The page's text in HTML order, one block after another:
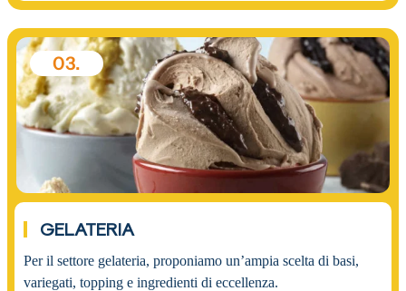
03.
GELATERIA
Per il settore gelateria, proponiamo un’ampia scelta di basi,
variegati, topping e ingredienti di eccellenza.